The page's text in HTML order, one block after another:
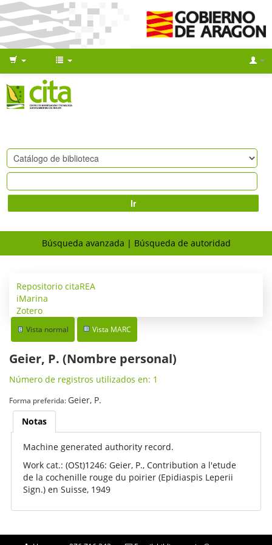
Ir
Búsqueda avanzada Búsqueda de autoridad
Repositorio citaREA
iMarina
Zotero
Vista normal Vista MARC
Geier, P. (Nombre personal)
Número de registros utilizados en: 1
Forma preferida: Geier, P.
Notas
Machine generated authority record.
Work cat.: (OSt)1246: Geier, P., Contribution a l'etude
de la cochenille rouge du poirier (Epidiaspis Leperii
Sign.) en Suisse, 1949